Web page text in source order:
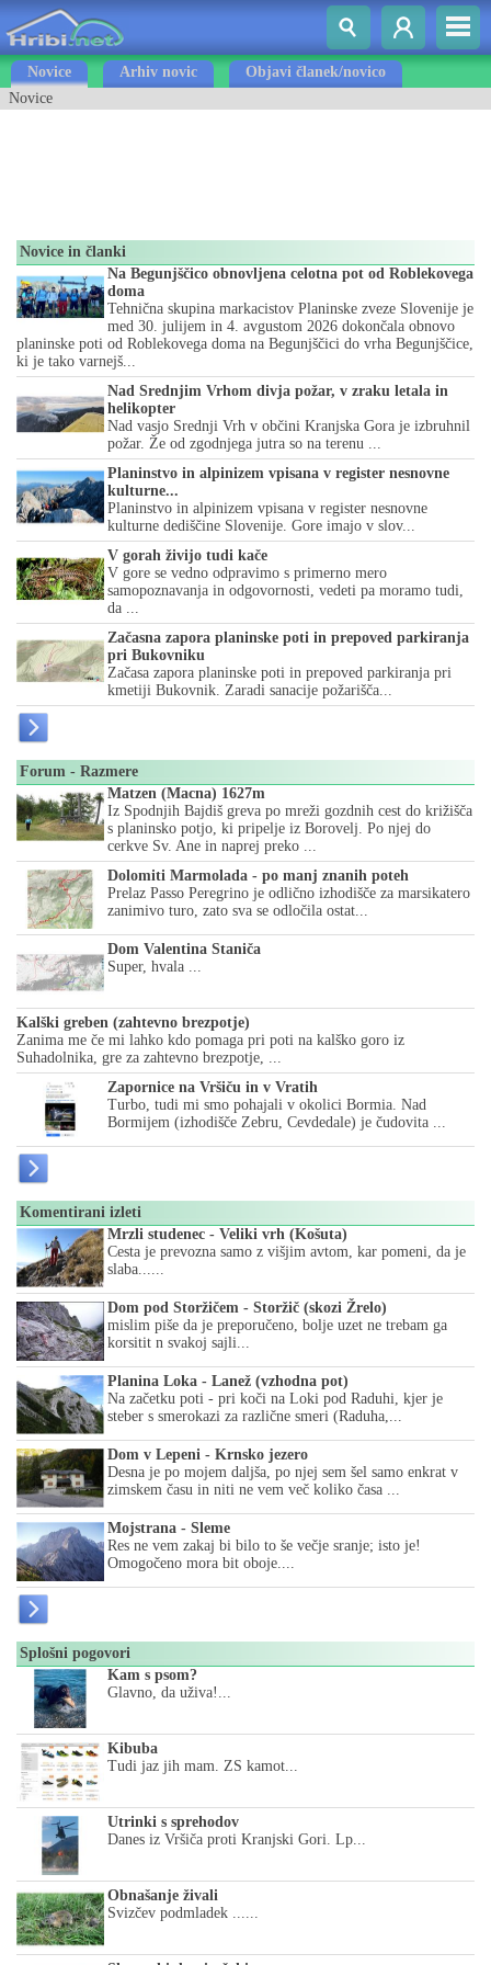
Novice Arhiv novic
Objavi članek/novico
Novice
Novice in članki
Na Begunjščico obnovljena celotna pot od Roblekovega
doma
Tehnična skupina markacistov Planinske zveze Slovenije je
med 30. julijem in 4. avgustom 2026 dokončala obnovo
planinske poti od Roblekovega doma na Begunjščici do vrha Begunjščice,
ki je tako varnejš...
Nad Srednjim Vrhom divja požar, v zraku letala in
helikopter
Nad vasjo Srednji Vrh v občini Kranjska Gora je izbruhnil
požar. Že od zgodnjega jutra so na terenu ...
Planinstvo in alpinizem vpisana v register nesnovne
kulturne...
Planinstvo in alpinizem vpisana v register nesnovne
kulturne dediščine Slovenije. Gore imajo v slov...
V gorah živijo tudi kače
V gore se vedno odpravimo s primerno mero
samopoznavanja in odgovornosti, vedeti pa moramo tudi,
da ...
Začasna zapora planinske poti in prepoved parkiranja
pri Bukovniku
Začasa zapora planinske poti in prepoved parkiranja pri
kmetiji Bukovnik. Zaradi sanacije požarišča...
Forum - Razmere
Matzen (Macna) 1627m
Iz Spodnjih Bajdiš greva po mreži gozdnih cest do križišča
s planinsko potjo, ki pripelje iz Borovelj. Po njej do
cerkve Sv. Ane in naprej preko ...
Dolomiti Marmolada - po manj znanih poteh
Prelaz Passo Peregrino je odlično izhodišče za marsikatero
zanimivo turo, zato sva se odločila ostat...
Dom Valentina Staniča
Super, hvala ...
Kalški greben (zahtevno brezpotje)
Zanima me če mi lahko kdo pomaga pri poti na kalško goro iz
Suhadolnika, gre za zahtevno brezpotje, ...
Zapornice na Vršiču in v Vratih
Turbo, tudi mi smo pohajali v okolici Bormia. Nad
Bormijem (izhodišče Zebru, Cevdedale) je čudovita ...
Komentirani izleti
Mrzli studenec - Veliki vrh (Košuta)
Cesta je prevozna samo z višjim avtom, kar pomeni, da je
slaba......
Dom pod Storžičem - Storžič (skozi Žrelo)
mislim piše da je preporučeno, bolje uzet ne trebam ga
korsitit n svakoj sajli...
Planina Loka - Lanež (vzhodna pot)
Na začetku poti - pri koči na Loki pod Raduhi, kjer je
steber s smerokazi za različne smeri (Raduha,...
Dom v Lepeni - Krnsko jezero
Desna je po mojem daljša, po njej sem šel samo enkrat v
zimskem času in niti ne vem več koliko časa ...
Mojstrana - Sleme
Res ne vem zakaj bi bilo to še večje sranje; isto je!
Omogočeno mora bit oboje....
Splošni pogovori
Kam s psom?
Glavno, da uživa!...
Kibuba
Tudi jaz jih mam. ZS kamot...
Utrinki s sprehodov
Danes iz Vršiča proti Kranjski Gori. Lp...
Obnašanje živali
Svizčev podmladek ......